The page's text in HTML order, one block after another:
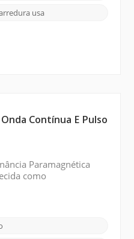
usa
Contínua E Pulso
Paramagnética
como
para estudar a estrutura
EPR:
contínua (CW) e